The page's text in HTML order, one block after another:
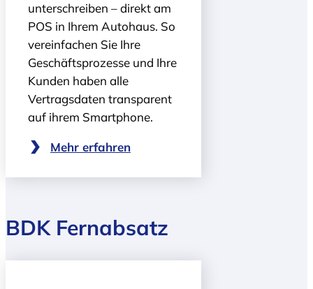
unterschreiben – direkt am
POS in Ihrem Autohaus. So
vereinfachen Sie Ihre
Geschäftsprozesse und Ihre
Kunden haben alle
Vertragsdaten transparent
auf ihrem Smartphone.
Mehr erfahren
BDK Fernabsatz